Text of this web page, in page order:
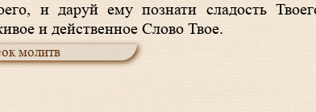
и даруй ему познати сладость
и действенное Слово Твое.
молитв